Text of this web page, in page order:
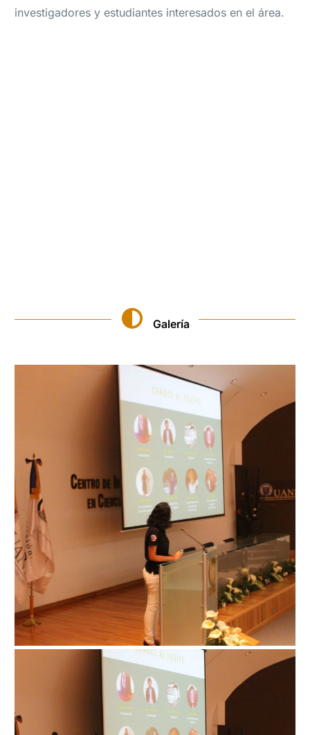
investigadores y estudiantes interesados en el área.
Galería